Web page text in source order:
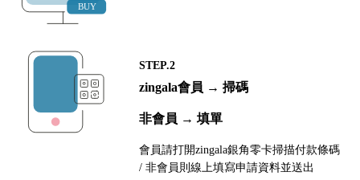
STEP.2
zingala會員 → 掃碼
非會員 → 填單
會員請打開zingala銀角零卡掃描付款條碼
/ 非會員則線上填寫申請資料並送出